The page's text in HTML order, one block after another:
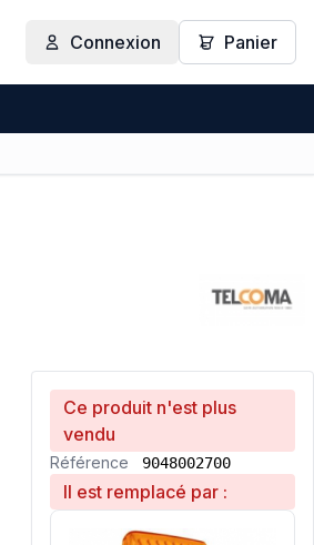
Connexion Panier
Ce produit n'est plus
vendu
Référence 9048002700
Il est remplacé par :